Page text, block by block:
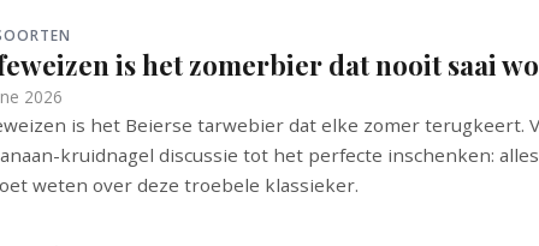
is het zomerbier dat nooit saai
2026
is het Beierse tarwebier dat elke zomer terugkeert.
kruidnagel discussie tot het perfecte inschenken:
weten over deze troebele klassieker.